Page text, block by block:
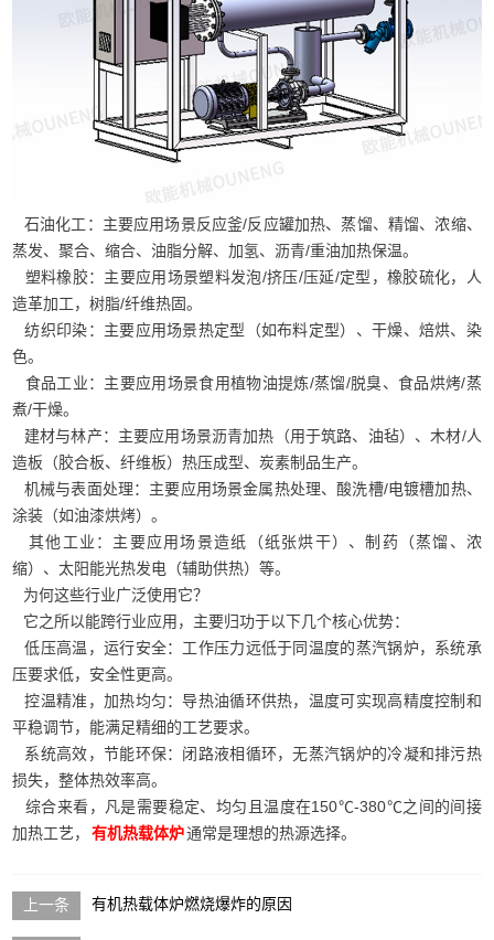
石油化工：主要应用场景反应釜/反应罐加热、蒸馏、精馏、浓缩、
蒸发、聚合、缩合、油脂分解、加氢、沥青/重油加热保温。
塑料橡胶：主要应用场景塑料发泡/挤压/压延/定型，橡胶硫化，人
造革加工，树脂/纤维热固。
纺织印染：主要应用场景热定型（如布料定型）、干燥、焙烘、染
色。
食品工业：主要应用场景食用植物油提炼/蒸馏/脱臭、食品烘烤/蒸
煮/干燥。
建材与林产：主要应用场景沥青加热（用于筑路、油毡）、木材/人
造板（胶合板、纤维板）热压成型、炭素制品生产。
机械与表面处理：主要应用场景金属热处理、酸洗槽/电镀槽加热、
涂装（如油漆烘烤）。
其他工业：主要应用场景造纸（纸张烘干）、制药（蒸馏、浓
缩）、太阳能光热发电（辅助供热）等。
为何这些行业广泛使用它？
它之所以能跨行业应用，主要归功于以下几个核心优势：
低压高温，运行安全：工作压力远低于同温度的蒸汽锅炉，系统承
压要求低，安全性更高。
控温精准，加热均匀：导热油循环供热，温度可实现高精度控制和
平稳调节，能满足精细的工艺要求。
系统高效，节能环保：闭路液相循环，无蒸汽锅炉的冷凝和排污热
损失，整体热效率高。
综合来看，凡是需要稳定、均匀且温度在150℃-380℃之间的间接
加热工艺，
有机热载体炉通常是理想的热源选择。
有机热载体炉燃烧爆炸的原因